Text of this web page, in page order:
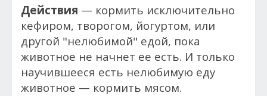
Действия — кормить исключительно
кефиром, творогом, йогуртом, или
другой "нелюбимой" едой, пока
животное не начнет ее есть. И только
научившееся есть нелюбимую еду
животное — кормить мясом.